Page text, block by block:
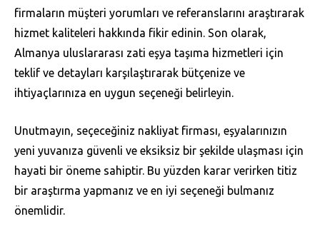
firmaların müşteri yorumları ve referanslarını araştırarak
hizmet kaliteleri hakkında fikir edinin. Son olarak,
Almanya uluslararası zati eşya taşıma hizmetleri için
teklif ve detayları karşılaştırarak bütçenize ve
ihtiyaçlarınıza en uygun seçeneği belirleyin.
Unutmayın, seçeceğiniz nakliyat firması, eşyalarınızın
yeni yuvanıza güvenli ve eksiksiz bir şekilde ulaşması için
hayati bir öneme sahiptir. Bu yüzden karar verirken titiz
bir araştırma yapmanız ve en iyi seçeneği bulmanız
önemlidir.